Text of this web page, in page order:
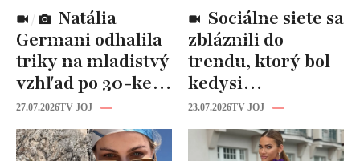
Germani odhalila
triky na mladistvý
vzhľad po 30-ke:
Fungujú lepšie
než drahá
kozmetika
27.07.2026TV JOJ
zbláznili do
trendu, ktorý bol
kedysi
katastrofou:
„Mušie nohy“ sú
späť!
23.07.2026TV JOJ